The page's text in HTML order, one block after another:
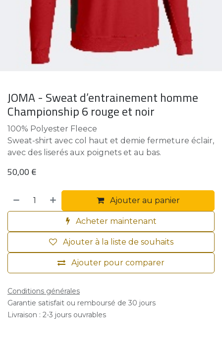
JOMA - Sweat d’entrainement homme
Championship 6 rouge et noir
100% Polyester Fleece
Sweat-shirt avec col haut et demie fermeture éclair,
avec des liserés aux poignets et au bas.
50,00 €
Ajouter au panier
Acheter maintenant
Ajouter pour comparer
Ajouter à la liste de souhaits
Conditions générales
Garantie satisfait ou remboursé de 30 jours
Livraison : 2-3 jours ouvrables